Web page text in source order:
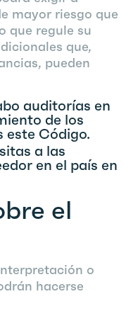
mayor riesgo que
que regule su
que,
pueden
auditorías en
de los
este Código.
a las
en el país en
el
o
hacerse